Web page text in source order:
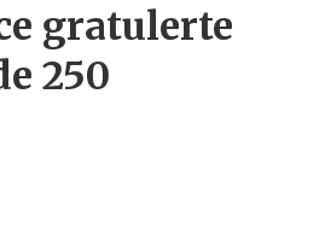
gratulerte
250